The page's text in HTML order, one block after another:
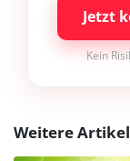
Jetzt
Kein
Weitere